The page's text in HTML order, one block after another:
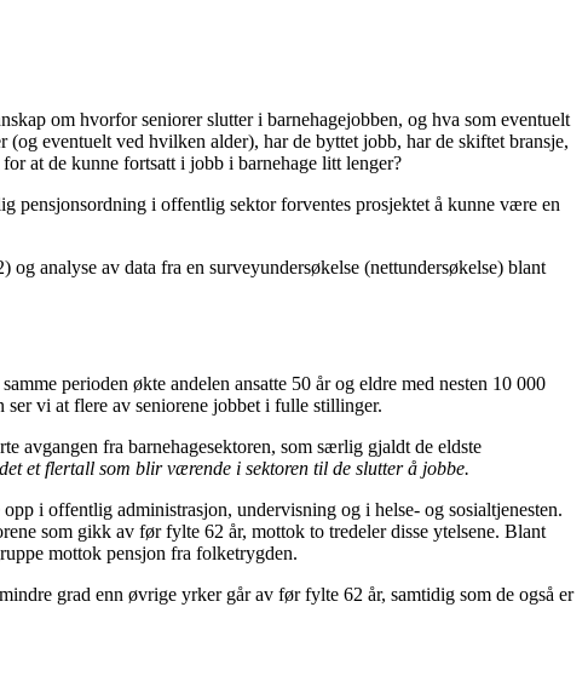
om hvorfor seniorer slutter i barnehagejobben, og hva som eventuelt
eventuelt ved hvilken alder), har de byttet jobb, har de skiftet bransje,
at de kunne fortsatt i jobb i barnehage litt lenger?
pensjonsordning i offentlig sektor forventes prosjektet å kunne være en
analyse av data fra en surveyundersøkelse (nettundersøkelse) blant
perioden økte andelen ansatte 50 år og eldre med nesten 10 000
ser vi at flere av seniorene jobbet i fulle stillinger.
avgangen fra barnehagesektoren, som særlig gjaldt de eldste
et flertall som blir værende i sektoren til de slutter å jobbe.
i offentlig administrasjon, undervisning og i helse- og sosialtjenesten.
som gikk av før fylte 62 år, mottok to tredeler disse ytelsene. Blant
mottok pensjon fra folketrygden.
grad enn øvrige yrker går av før fylte 62 år, samtidig som de også er